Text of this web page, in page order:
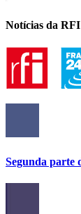
Notícias da RFI
Segunda parte